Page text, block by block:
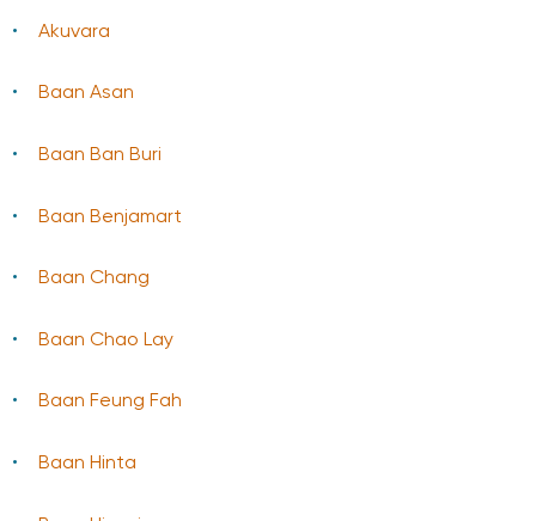
Akuvara
Baan Asan
Baan Ban Buri
Baan Benjamart
Baan Chang
Baan Chao Lay
Baan Feung Fah
Baan Hinta